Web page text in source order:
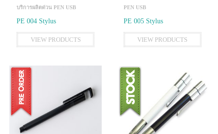
บริการผลิตด่วน PEN USB
PE 004 Stylus
VIEW PRODUCTS
PEN USB
PE 005 Stylus
VIEW PRODUCTS